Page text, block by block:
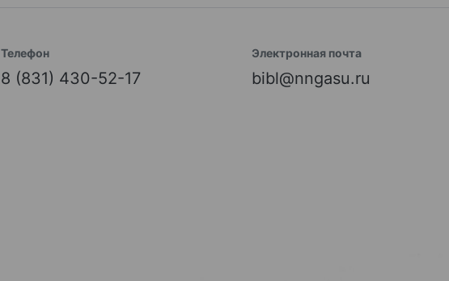
Телефон
8 (831) 430-52-17
Электронная почта
bibl@nngasu.ru